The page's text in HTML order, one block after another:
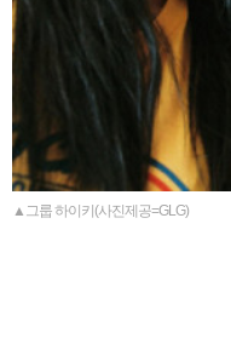
▲그룹 하이키(사진제공=GLG)